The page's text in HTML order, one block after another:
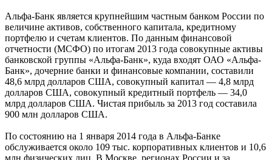
Альфа-Банк является крупнейшим частным банком России по
величине активов, собственного капитала, кредитному
портфелю и счетам клиентов. По данным финансовой
отчетности (МСФО) по итогам 2013 года совокупные активы
банковской группы «Альфа-Банк», куда входят ОАО «Альфа-
Банк», дочерние банки и финансовые компании, составили
48,6 млрд долларов США, совокупный капитал — 4,8 млрд
долларов США, совокупный кредитный портфель — 34,0
млрд долларов США. Чистая прибыль за 2013 год составила
900 млн долларов США.
По состоянию на 1 января 2014 года в Альфа-Банке
обслуживается около 109 тыс. корпоративных клиентов и 10,6
млн физических лиц. В Москве, регионах России и за